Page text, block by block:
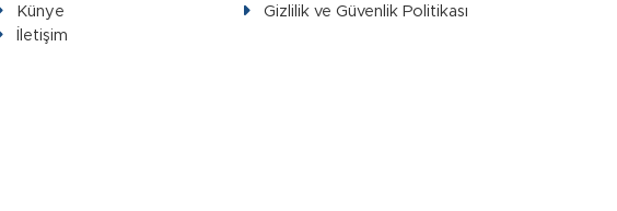
Künye
Gizlilik ve Güvenlik Politikası
İletişim